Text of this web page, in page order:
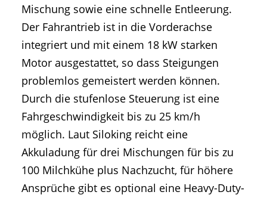
Mischung sowie eine schnelle Entleerung.
Der Fahrantrieb ist in die Vorderachse
integriert und mit einem 18 kW starken
Motor ausgestattet, so dass Steigungen
problemlos gemeistert werden können.
Durch die stufenlose Steuerung ist eine
Fahrgeschwindigkeit bis zu 25 km/h
möglich. Laut Siloking reicht eine
Akkuladung für drei Mischungen für bis zu
100 Milchkühe plus Nachzucht, für höhere
Ansprüche gibt es optional eine Heavy-Duty-